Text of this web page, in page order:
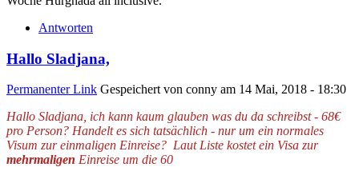
Antworten
Hallo Sladjana,
Permanenter Link Gespeichert von conny am 14 Mai, 2018 - 18:30
Hallo Sladjana, ich kann kaum glauben was du da schreibst - 68€
pro Person? Handelt es sich tatsächlich - nur um ein normales
Visum zur einmaligen Einreise? Laut Liste kostet ein Visa zur
mehrmaligen Einreise um die 60